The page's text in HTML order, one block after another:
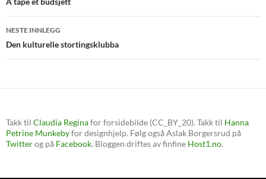
NESTE INNLEGG
Den kulturelle stortingsklubba
Takk til Claudia Reginafor forsidebilde (CC_BY_20). Takk til Hanna
Petrine Munkebyfor designhjelp. Følg også Aslak Borgersrud på
Twitterog på Facebook. Bloggen driftes av finfine Host1.no.